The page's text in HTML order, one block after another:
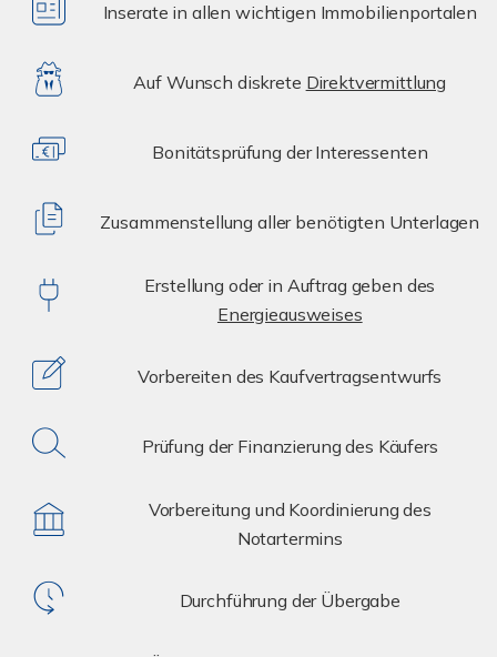
Inserate in allen wichtigen Immobilienportalen
Auf Wunsch diskrete Direktvermittlung
Bonitätsprüfung der Interessenten
Zusammenstellung aller benötigten Unterlagen
Erstellung oder in Auftrag geben des
Energieausweises
Vorbereiten des Kaufvertragsentwurfs
Prüfung der Finanzierung des Käufers
Vorbereitung und Koordinierung des
Notartermins
Durchführung der Übergabe